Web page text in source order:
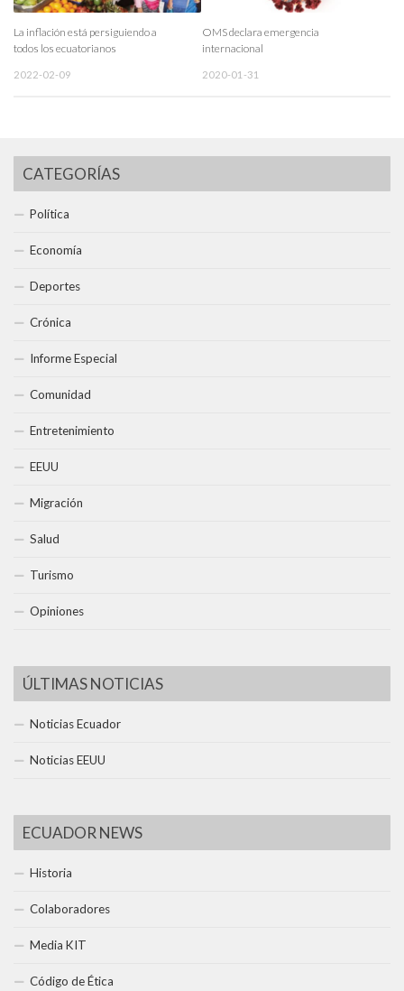
La inflación está persiguiendo a
todos los ecuatorianos
2022-02-09
OMS declara emergencia
internacional
2020-01-31
CATEGORÍAS
Política
Economía
Deportes
Crónica
Informe Especial
Comunidad
Entretenimiento
EEUU
Migración
Salud
Turismo
Opiniones
ÚLTIMAS NOTICIAS
Noticias Ecuador
Noticias EEUU
ECUADOR NEWS
Historia
Colaboradores
Media KIT
Código de Ética